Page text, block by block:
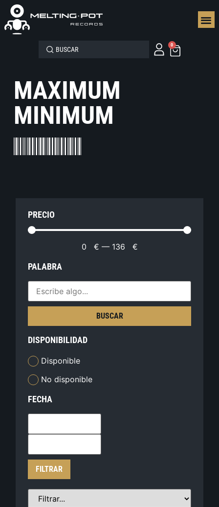
0
MAXIMUM
MINIMUM
PRECIO
0 € — 136 €
PALABRA
BUSCAR
DISPONIBILIDAD
Disponible
No disponible
FECHA
FILTRAR